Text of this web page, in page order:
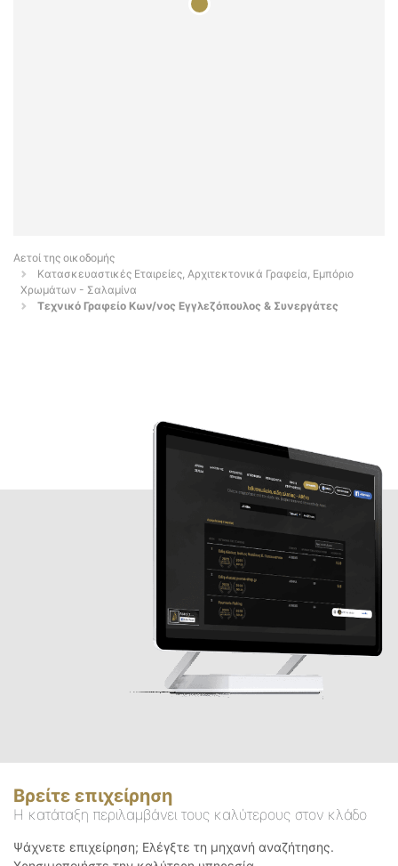
Αετοί της οικοδομής
Κατασκευαστικές Εταιρείες, Αρχιτεκτονικά Γραφεία, Εμπόριο
Χρωμάτων - Σαλαμίνα
Τεχνικό Γραφείο Κων/νος Εγγλεζόπουλος & Συνεργάτες
Βρείτε επιχείρηση
Η κατάταξη περιλαμβάνει τους καλύτερους στον κλάδο
Ψάχνετε επιχείρηση; Ελέγξτε τη μηχανή αναζήτησης.